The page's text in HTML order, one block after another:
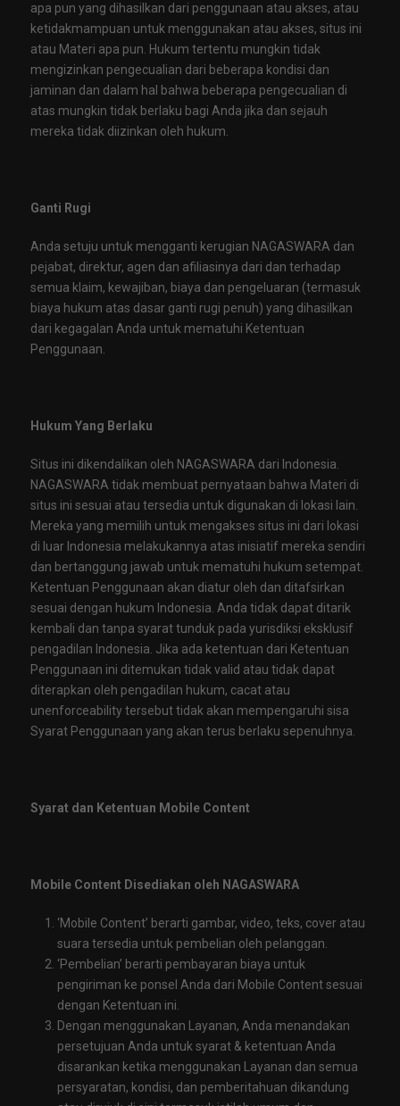
apa pun yang dihasilkan dari penggunaan atau akses, atau
ketidakmampuan untuk menggunakan atau akses, situs ini
atau Materi apa pun. Hukum tertentu mungkin tidak
mengizinkan pengecualian dari beberapa kondisi dan
jaminan dan dalam hal bahwa beberapa pengecualian di
atas mungkin tidak berlaku bagi Anda jika dan sejauh
mereka tidak diizinkan oleh hukum.
Ganti Rugi
Anda setuju untuk mengganti kerugian NAGASWARA dan
pejabat, direktur, agen dan afiliasinya dari dan terhadap
semua klaim, kewajiban, biaya dan pengeluaran (termasuk
biaya hukum atas dasar ganti rugi penuh) yang dihasilkan
dari kegagalan Anda untuk mematuhi Ketentuan
Penggunaan.
Hukum Yang Berlaku
Situs ini dikendalikan oleh NAGASWARA dari Indonesia.
NAGASWARA tidak membuat pernyataan bahwa Materi di
situs ini sesuai atau tersedia untuk digunakan di lokasi lain.
Mereka yang memilih untuk mengakses situs ini dari lokasi
di luar Indonesia melakukannya atas inisiatif mereka sendiri
dan bertanggung jawab untuk mematuhi hukum setempat.
Ketentuan Penggunaan akan diatur oleh dan ditafsirkan
sesuai dengan hukum Indonesia. Anda tidak dapat ditarik
kembali dan tanpa syarat tunduk pada yurisdiksi eksklusif
pengadilan Indonesia. Jika ada ketentuan dari Ketentuan
Penggunaan ini ditemukan tidak valid atau tidak dapat
diterapkan oleh pengadilan hukum, cacat atau
unenforceability tersebut tidak akan mempengaruhi sisa
Syarat Penggunaan yang akan terus berlaku sepenuhnya.
Syarat dan Ketentuan Mobile Content
Mobile Content Disediakan oleh NAGASWARA
‘Mobile Content’ berarti gambar, video, teks, cover atau
suara tersedia untuk pembelian oleh pelanggan.
‘Pembelian’ berarti pembayaran biaya untuk
pengiriman ke ponsel Anda dari Mobile Content sesuai
dengan Ketentuan ini.
Dengan menggunakan Layanan, Anda menandakan
persetujuan Anda untuk syarat & ketentuan Anda
disarankan ketika menggunakan Layanan dan semua
persyaratan, kondisi, dan pemberitahuan dikandung